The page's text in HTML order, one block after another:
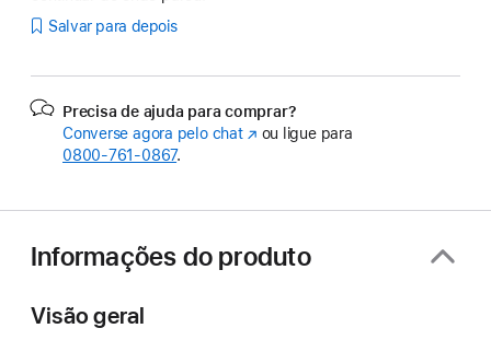
Salvar para depois
Precisa de ajuda para comprar?
Converse agora pelo chat(o
janela)
ou ligue para
0800-761-0867.
Informações do produto
Visão geral